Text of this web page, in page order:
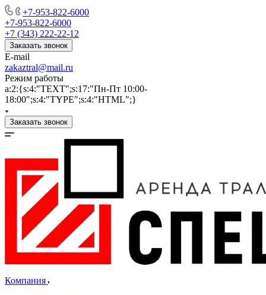
+7-953-822-6000
+7-953-822-6000
+7 (343) 222-22-12
Заказать звонок
E-mail
zakaztral@mail.ru
Режим работы
a:2:{s:4:"TEXT";s:17:"Пн-Пт 10:00-
18:00";s:4:"TYPE";s:4:"HTML";}
Заказать звонок
Компания